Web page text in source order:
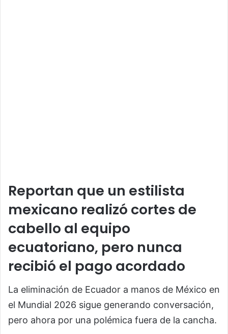
Reportan que un estilista
mexicano realizó cortes de
cabello al equipo
ecuatoriano, pero nunca
recibió el pago acordado
La eliminación de Ecuador a manos de México en
el Mundial 2026 sigue generando conversación,
pero ahora por una polémica fuera de la cancha.